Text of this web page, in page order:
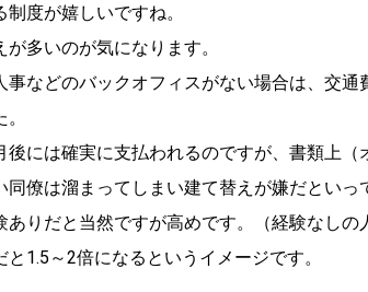
度が嬉しいですね。
多いのが気になります。
事などのバックオフィスがない場合は、交
後には確実に支払われるのですが、書類上
同僚は溜まってしまい建て替えが嫌だといっ
ありだと当然ですが高めです。（経験なし
と1.5～2倍になるというイメージです。